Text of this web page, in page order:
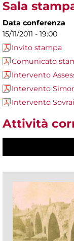
Sala
Data conferenza
15/11/2011 - 19:00
Invito stampa
Comunicato
Intervento
Intervento
Intervento
Attività